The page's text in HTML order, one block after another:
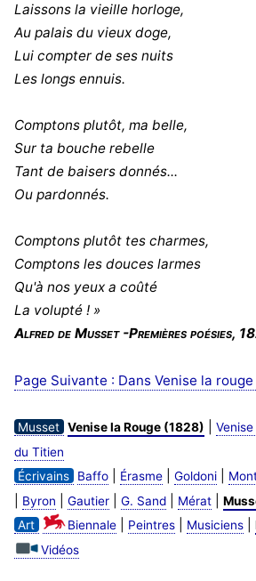
Laissons la vieille horloge,
Au palais du vieux doge,
Lui compter de ses nuits
Les longs ennuis.
Comptons plutôt, ma belle,
Sur ta bouche rebelle
Tant de baisers donnés...
Ou pardonnés.
Comptons plutôt tes charmes,
Comptons les douces larmes
Qu'à nos yeux a coûté
La volupté ! »
Alfred de Musset -Premières poésies,
Page Suivante : Dans Venise la
Musset Venise la Rouge (1828)
du Titien
Écrivains
Baffo| Érasme| Goldoni|
Byron Gautier| G. Sand| Mérat|
Art
Biennale| Peintres| Musiciens|
Vidéos